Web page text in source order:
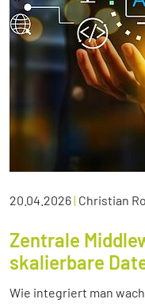
20.04.2026| Christian
Zentrale
skalierbare
Wie integriert man